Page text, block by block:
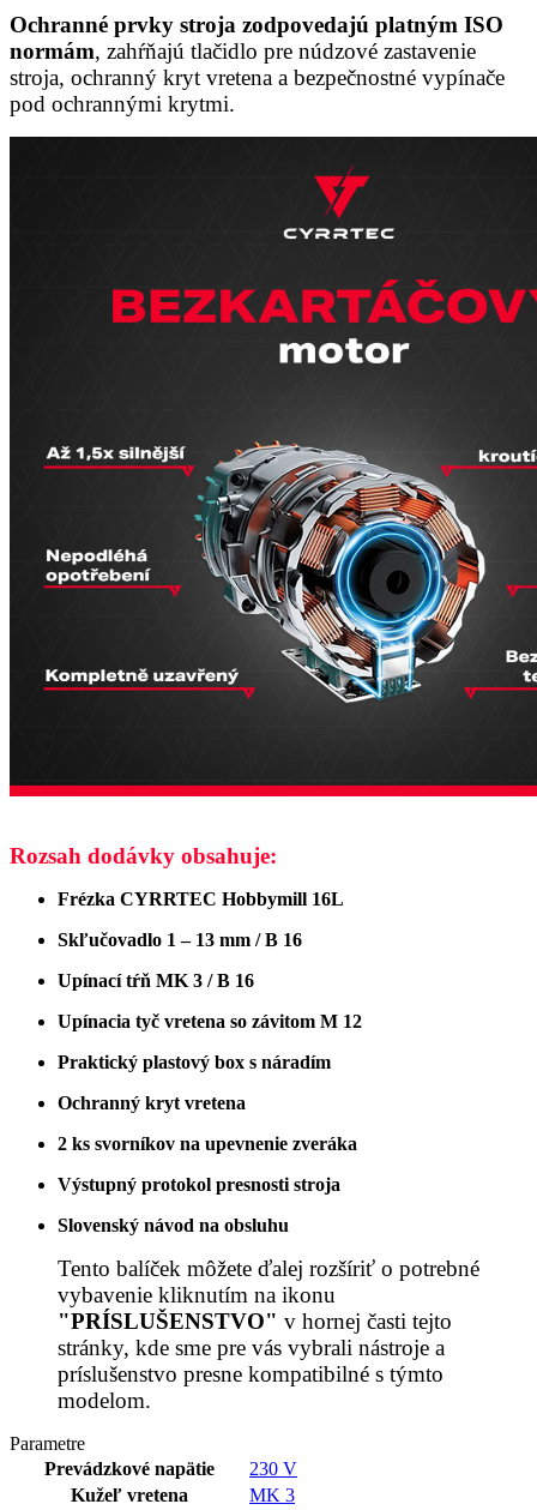
Ochranné prvky stroja zodpovedajú platným ISO
normám, zahŕňajú tlačidlo pre núdzové zastavenie
stroja, ochranný kryt vretena a bezpečnostné vypínače
pod ochrannými krytmi.
Rozsah dodávky obsahuje:
Frézka CYRRTEC Hobbymill 16L
Skľučovadlo 1 – 13 mm / B 16
Upínací tŕň MK 3 / B 16
Upínacia tyč vretena so závitom M 12
Praktický plastový box s náradím
Ochranný kryt vretena
2 ks svorníkov na upevnenie zveráka
Výstupný protokol presnosti stroja
Slovenský návod na obsluhu
Tento balíček môžete ďalej rozšíriť o potrebné
vybavenie kliknutím na ikonu
"PRÍSLUŠENSTVO" v hornej časti tejto
stránky, kde sme pre vás vybrali nástroje a
príslušenstvo presne kompatibilné s týmto
modelom.
Parametre
Prevádzkové napätie
230 V
Kužeľ vretena
MK 3